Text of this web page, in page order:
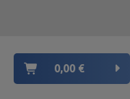
0,00 €